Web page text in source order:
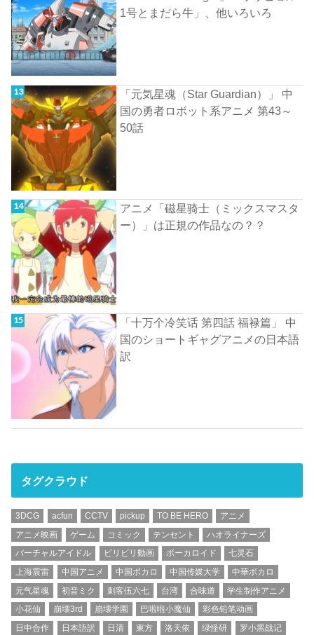
1号とまだら牛」、他いろいろ
「元気星魂（Star Guardian）」 中
国の勇者ロボット系アニメ 第43～
50話
アニメ「磁星骑士（ミックスマスタ
ー）」は正規の作品なの？？
「十万个冷笑话 第四話 福禄篇」 中
国のショートギャグアニメの日本語
訳
タグクラウド
3DCG acfun CCTV pickup TO BE HERO
アニメ
アニメ映画
ゲーム コミック テンセント
ハオライナーズ
バーチャルアイドル
ビリビリ動画 ボーカロイド
七灵石
上海震雷
中国アニメ 中国ボカロ 中国传媒大学
中華ボカロ
元气星魂
初音ミク 刺客伍六七 台湾 合味道
学生制作アニメ
小花仙
崩壊3rd 崩壊学園 巴啦啦小魔仙
彩色铅笔动画
日中合作
日本語訳 日清 東方 洛天依 绿怪研
罗小黑战记